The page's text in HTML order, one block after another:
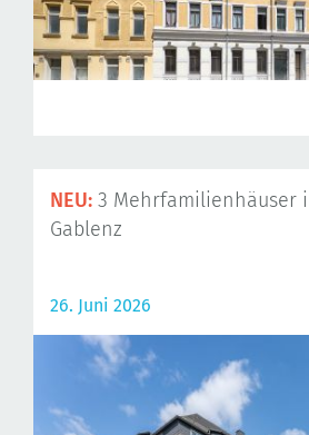
NEU: 3 Mehrfamilienhäuser
Gablenz
26. Juni 2026